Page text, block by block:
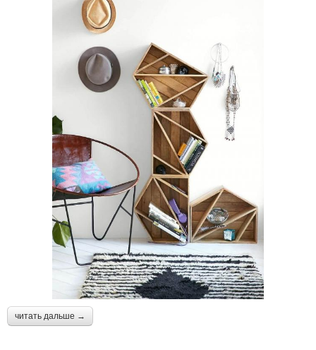
читать дальше →